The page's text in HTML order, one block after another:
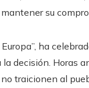
su
ha
decisión. Horas
traicionen al